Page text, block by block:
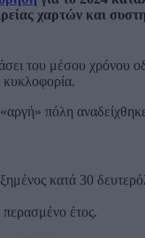
χαρτών και
του μέσου χρόνου
κυκλοφορία.
πόλη
κατά 30
περασμένο έτος.